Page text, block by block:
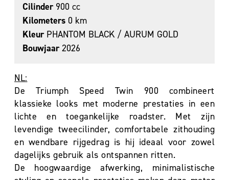
Cilinder900 cc
Kilometers 0 km
KleurPHANTOM BLACK / AURUM GOLD
Bouwjaar2026
NL:
De Triumph Speed Twin 900 combineert
klassieke looks met moderne prestaties in een
lichte en toegankelijke roadster. Met zijn
levendige tweecilinder, comfortabele zithouding
en wendbare rijgedrag is hij ideaal voor zowel
dagelijks gebruik als ontspannen ritten.
De hoogwaardige afwerking, minimalistische